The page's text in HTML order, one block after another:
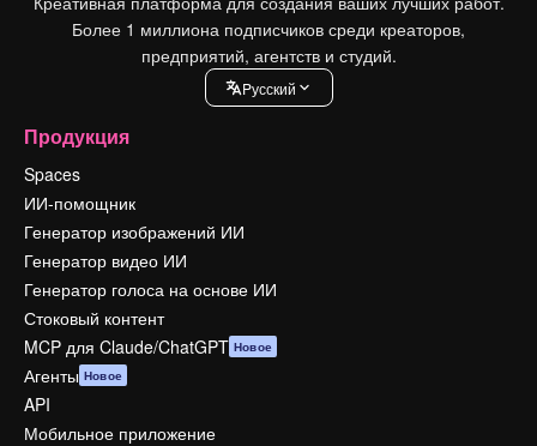
Более 1 миллиона подписчиков среди креаторов,
предприятий, агентств и студий.
Pусский
Продукция
Spaces
ИИ-помощник
Генератор изображений ИИ
Генератор видео ИИ
Генератор голоса на основе ИИ
Стоковый контент
MCP для Claude/ChatGPT Новое
Агенты Новое
API
Мобильное приложение